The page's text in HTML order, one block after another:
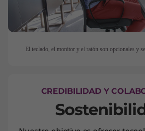
El teclado, el monitor y el ratón son opcionales y
CREDIBILIDAD Y